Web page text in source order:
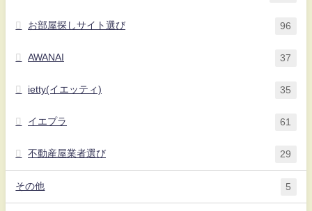
お部屋探しサイト選び 96
AWANAI 37
ietty(イエッティ) 35
イエプラ 61
不動産屋業者選び 29
その他 5